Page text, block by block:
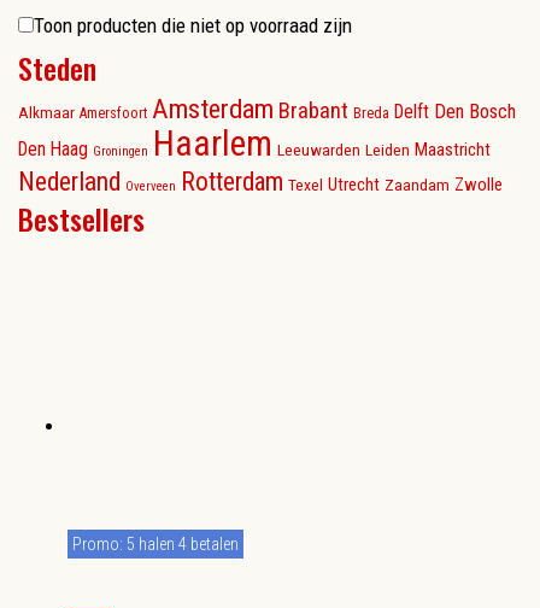
Toon producten die niet op voorraad zijn
Steden
Alkmaar Amersfoort Amsterdam Brabant Breda Delft Den Bosch
Den Haag Groningen Haarlem Leeuwarden Leiden Maastricht
Nederland Overveen Rotterdam Texel Utrecht Zaandam Zwolle
Bestsellers
Promo: 5 halen 4 betalen